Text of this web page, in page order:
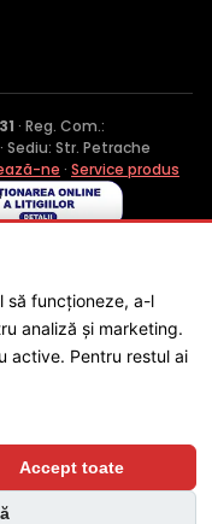
· Reg. Com.:
Sediu: Str. Petrache
ne · Service produs
SRL
să funcționeze, a-l
analiză și marketing.
active. Pentru restul ai
Accept toate
×
Wi-Fi 6 în